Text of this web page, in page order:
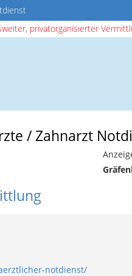
privatorganisierter
/ Zahnarzt
notdienst/